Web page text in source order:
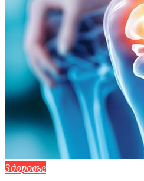
Здоровье